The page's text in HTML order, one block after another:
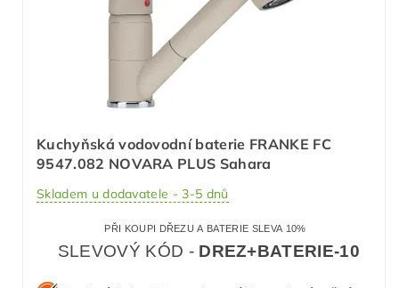
Kuchyňská vodovodní baterie FRANKE FC
9547.082 NOVARA PLUS Sahara
Skladem u dodavatele - 3-5 dnů
PŘI KOUPI DŘEZU A BATERIE SLEVA 10%
SLEVOVÝ KÓD - DREZ+BATERIE-10